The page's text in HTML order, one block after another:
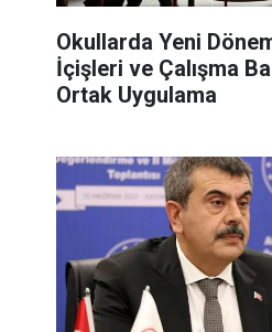
Okullarda Yeni
İçişleri ve Çalışma
Ortak Uygulama